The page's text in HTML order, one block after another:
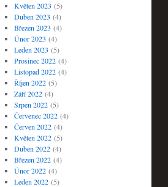
Květen 2023 (5)
Duben 2023 (4)
Březen 2023 (4)
Únor 2023 (4)
Leden 2023 (5)
Prosinec 2022(4)
Listopad 2022(4)
Říjen 2022(5)
Září 2022(4)
Srpen 2022(5)
Červenec 2022(4)
Červen 2022(4)
Květen 2022(5)
Duben 2022(4)
Březen 2022(4)
Únor 2022(4)
Leden 2022(5)